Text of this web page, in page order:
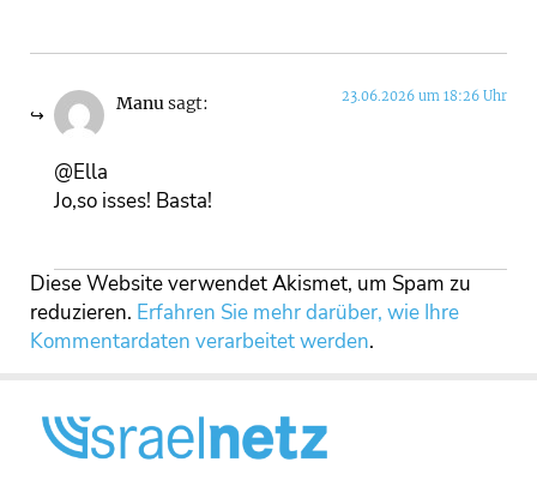
Manusagt: 23.06.2026 um 18:26 Uhr
@Ella
Jo,so isses! Basta!
Diese Website verwendet Akismet, um Spam zu
reduzieren. Erfahren Sie mehr darüber, wie Ihre
Kommentardaten verarbeitet werden.